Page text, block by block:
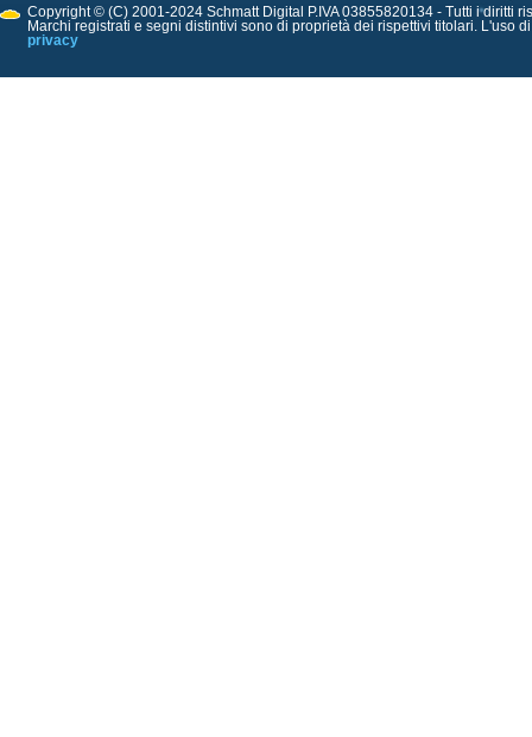
Copyright © (C) 2001-2024 Schmatt Digital P.IVA 03855820134 - Tutti i diritti
Marchi registrati e segni distintivi sono di proprietà dei rispettivi titolari. L'uso
privacy